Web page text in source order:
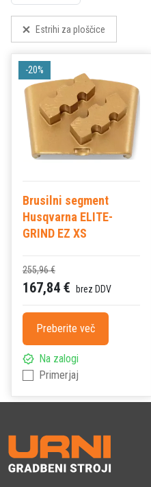
Estrihi za ploščice
Brusilni segment
Husqvarna ELITE-
GRIND EZ XS
255,96 €
167,84 € brez DDV
Preberite več
Na zalogi
Primerjaj
-20%